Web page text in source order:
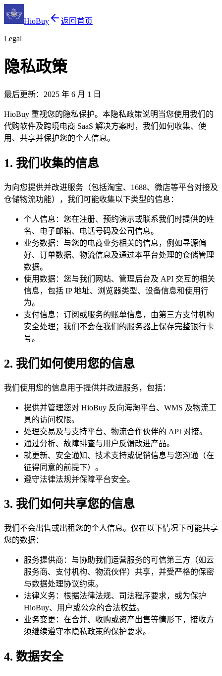
HioBuy 返回首页
Legal
隐私政策
最后更新：2025 年 6 月 1 日
HioBuy 重视您的隐私保护。本隐私政策说明当您使用我们的
代购软件及跨境电商 SaaS 解决方案时，我们如何收集、使
用、共享并保护您的个人信息。
1. 我们收集的信息
为向您提供并改进服务（包括淘宝、1688、微店等平台对接及
仓储物流功能），我们可能收集以下类型的信息：
个人信息：您在注册、预约演示或联系我们时提供的姓
名、电子邮箱、电话号码及公司信息。
业务数据：与您的电商业务相关的信息，例如寻源偏
好、订单数据、物流信息及通过本平台处理的仓储管理
数据。
使用数据：您与我们网站、管理后台及 API 交互的相关
信息，包括 IP 地址、浏览器类型、设备信息和使用行
为。
支付信息：订阅或服务的账单信息，由第三方支付机构
安全处理；我们不会在我们的服务器上保存完整银行卡
号。
2. 我们如何使用您的信息
我们使用您的信息用于提供并改进服务，包括：
提供并管理您对 HioBuy 反向海淘平台、WMS 及物流工
具的访问权限。
处理交易及与支持平台、物流合作伙伴的 API 对接。
通过分析、故障排查与用户反馈改进产品。
就更新、安全通知、技术支持或促销信息与您沟通（在
征得同意的前提下）。
遵守法律法规并保障平台安全。
3. 我们如何共享您的信息
我们不会出售或出租您的个人信息。仅在以下情况下可能共享
您的数据：
服务提供商：与协助我们运营服务的可信第三方（如云
服务商、支付机构、物流伙伴）共享，并受严格的保密
与数据处理协议约束。
法律义务：根据法律法规、司法程序要求，或为保护
HioBuy、用户或公众的合法权益。
业务变更：在合并、收购或资产出售等情形下，接收方
须继续遵守本隐私政策的保护要求。
4. 数据安全